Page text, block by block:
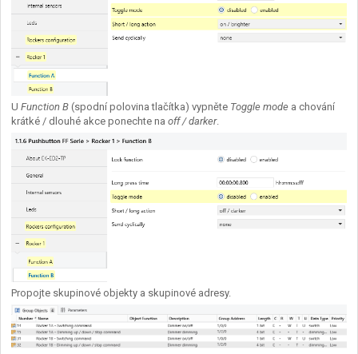
U Function B (spodní polovina tlačítka) vypněte Toggle mode a chování
krátké / dlouhé akce ponechte na off / darker.
Propojte skupinové objekty a skupinové adresy.